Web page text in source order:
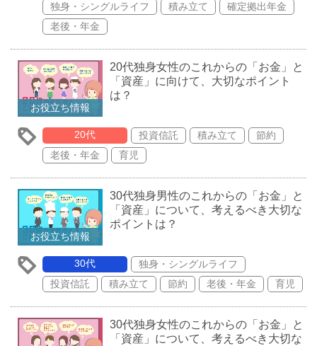
独身・シングルライフ
積み立て
確定拠出年金
老後・年金
お役立ち情報
20代独身女性のこれからの「お金」と
「資産」に向けて、大切なポイント
は？
20代 投資信託 積み立て
節約
老後・年金
育児
お役立ち情報
30代独身男性のこれからの「お金」と
「資産」について、考えるべき大切な
ポイントは？
30代
独身・シングルライフ
投資信託
積み立て 節約 老後・年金 育児
30代独身女性のこれからの「お金」と
「資産」について、考えるべき大切な